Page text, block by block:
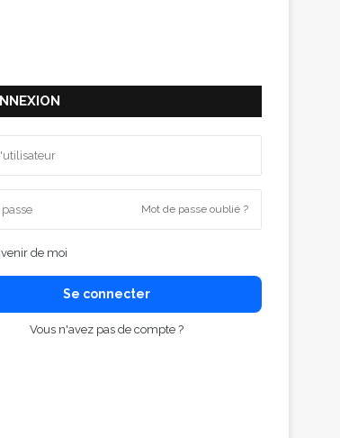
Mot de passe oublié ?
de moi
Se connecter
Vous n'avez pas de compte ?